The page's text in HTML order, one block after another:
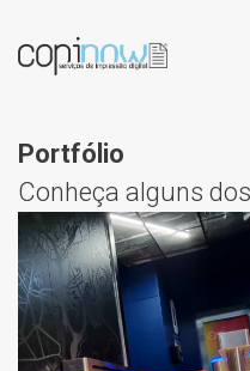
Portfólio
Conheça alguns